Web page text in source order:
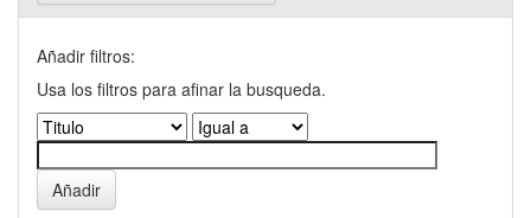
Añadir filtros:
Usa los filtros para afinar la busqueda.